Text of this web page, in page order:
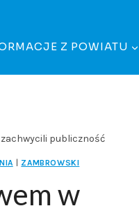
Z POWIATU
publiczność
ZAMBROWSKI
w